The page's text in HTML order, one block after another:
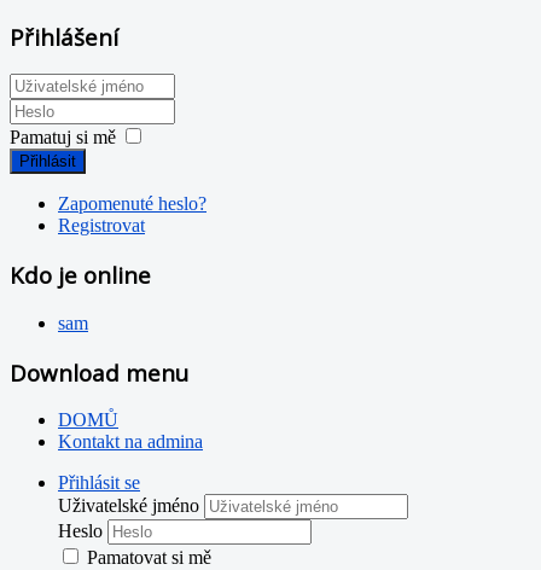
Přihlášení
Pamatuj si mě
Přihlásit
Zapomenuté heslo?
Registrovat
Kdo je online
sam
Download menu
DOMŮ
Kontakt na admina
Přihlásit se
Uživatelské jméno
Heslo
Pamatovat si mě